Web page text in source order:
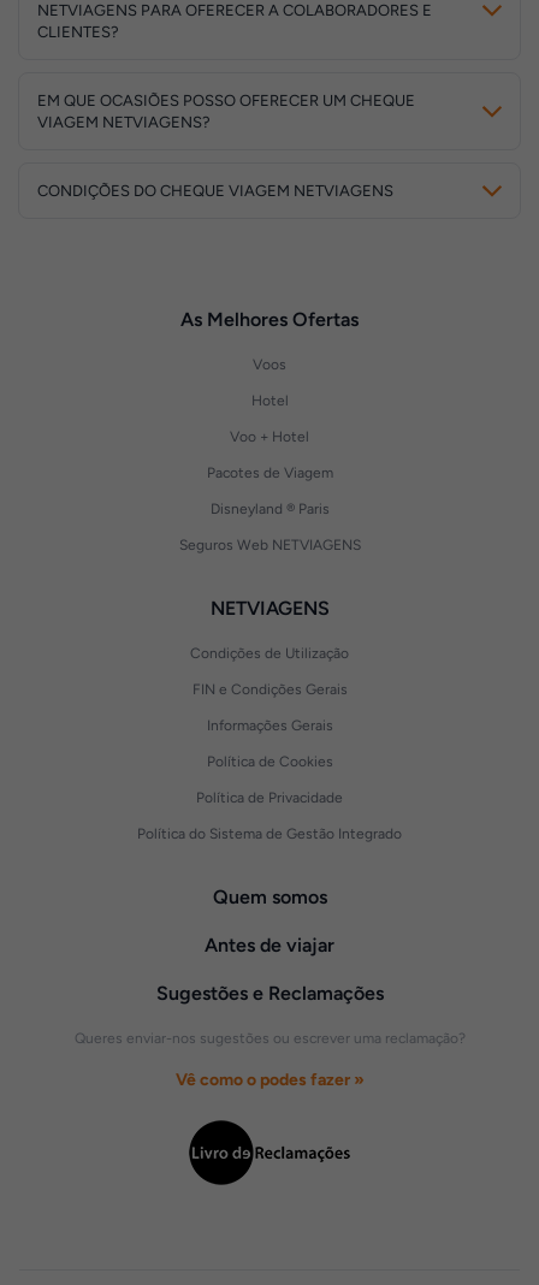
NETVIAGENS PARA OFERECER A COLABORADORES E
CLIENTES?
EM QUE OCASIÕES POSSO OFERECER UM CHEQUE
VIAGEM NETVIAGENS?
CONDIÇÕES DO CHEQUE VIAGEM NETVIAGENS
As Melhores Ofertas
Voos
Hotel
Voo + Hotel
Pacotes de Viagem
Disneyland ® Paris
Seguros Web NETVIAGENS
NETVIAGENS
Condições de Utilização
FIN e Condições Gerais
Informações Gerais
Política de Cookies
Política de Privacidade
Política do Sistema de Gestão Integrado
Quem somos
Antes de viajar
Sugestões e Reclamações
Queres enviar-nos sugestões ou escrever uma reclamação?
Vê como o podes fazer »